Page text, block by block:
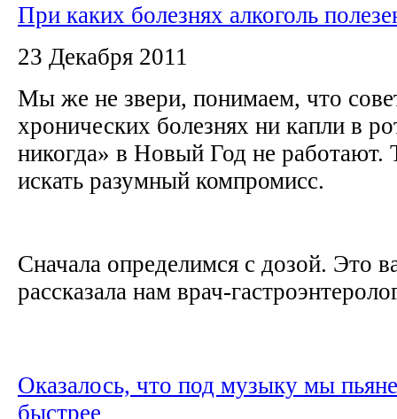
При каких болезнях алкоголь
23 Декабря 2011
Мы же не звери, понимаем, что
хронических болезнях ни капли в
никогда» в Новый Год не работают.
искать разумный компромисс.
Сначала определимся с дозой. Это
рассказала нам врач-
Оказалось, что под музыку мы
быстрее